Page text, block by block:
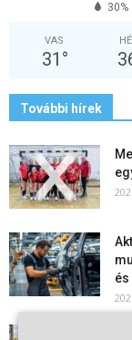
30%
VAS
31 °
További hírek
és